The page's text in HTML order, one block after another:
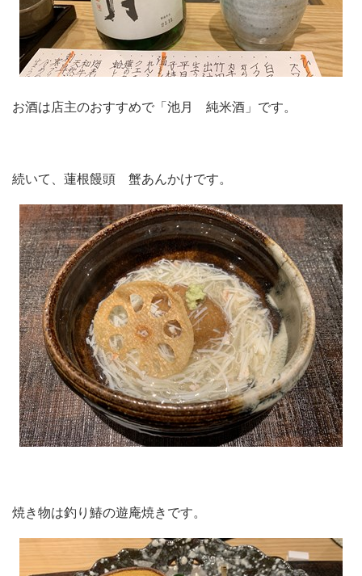
お酒は店主のおすすめで「池月 純米酒」です。
続いて、蓮根饅頭 蟹あんかけです。
焼き物は釣り鰆の遊庵焼きです。